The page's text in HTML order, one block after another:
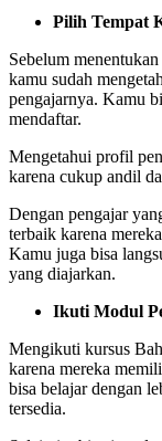
Pilih Tempat
Sebelum
kamu sudah
pengajarnya. Kamu
mendaftar.
Mengetahui profil
karena cukup andil
Dengan pengajar
terbaik karena
Kamu juga bisa
yang diajarkan.
Ikuti Modul
Mengikuti kursus
karena mereka
bisa belajar dengan
tersedia.